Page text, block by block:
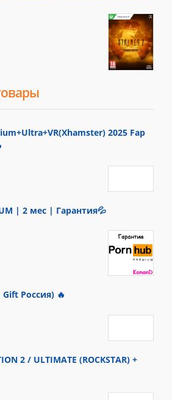
2025 Fap
| 2 мес | Гарантия💦
Россия) 🔥
2 / ULTIMATE (ROCKSTAR) +